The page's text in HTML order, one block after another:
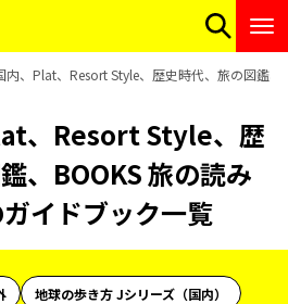
内、Plat、Resort Style、歴史時代、旅の図鑑
、Resort Style、歴
、BOOKS 旅の読み
イドブック一覧
地球の歩き方 Jシリーズ（国内）